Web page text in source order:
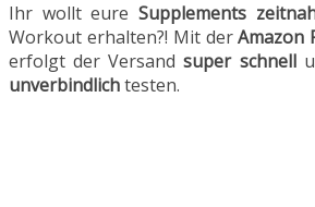
Ihr wollt eureSupplements
Workout erhalten?! Mit derAmazon
erfolgt der Versandsuper schnell
unverbindlichtesten.